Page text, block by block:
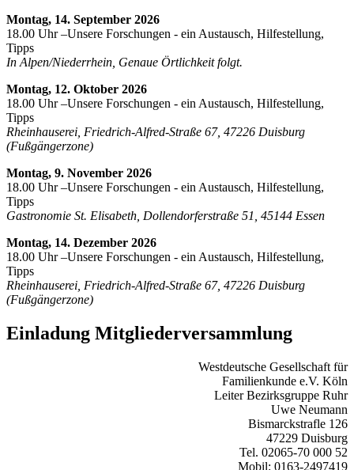
Montag, 14. September 2026
18.00 Uhr –Unsere Forschungen - ein Austausch, Hilfestellung,
Tipps
In Alpen/Niederrhein, Genaue Örtlichkeit folgt.
Montag, 12. Oktober 2026
18.00 Uhr –Unsere Forschungen - ein Austausch, Hilfestellung,
Tipps
Rheinhauserei, Friedrich-Alfred-Straße 67, 47226 Duisburg
(Fußgängerzone)
Montag, 9. November 2026
18.00 Uhr –Unsere Forschungen - ein Austausch, Hilfestellung,
Tipps
Gastronomie St. Elisabeth, Dollendorferstraße 51, 45144 Essen
Montag, 14. Dezember 2026
18.00 Uhr –Unsere Forschungen - ein Austausch, Hilfestellung,
Tipps
Rheinhauserei, Friedrich-Alfred-Straße 67, 47226 Duisburg
(Fußgängerzone)
Einladung Mitgliederversammlung
Westdeutsche Gesellschaft für
Familienkunde e.V. Köln
Leiter Bezirksgruppe Ruhr
Uwe Neumann
Bismarckstrafle 126
47229 Duisburg
Tel. 02065-70 000 52
Mobil: 0163-2497419